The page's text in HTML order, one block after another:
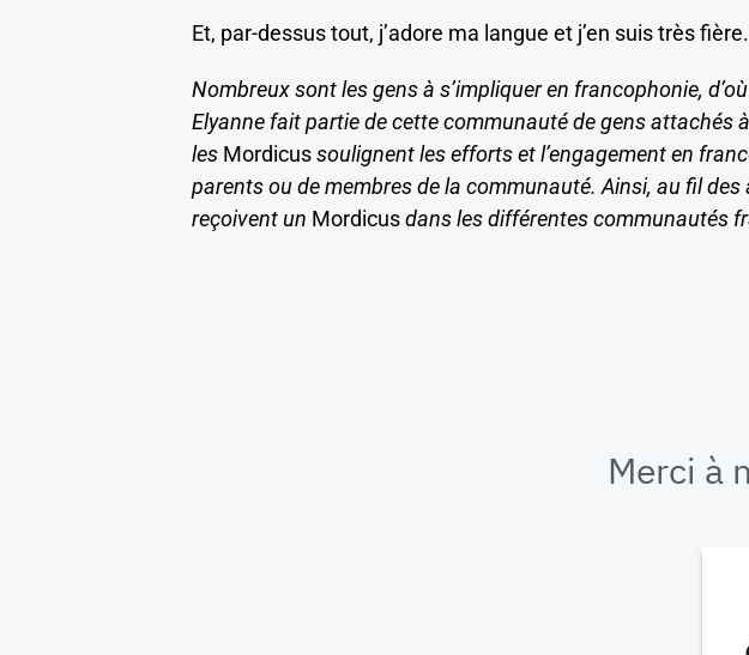
Et, par-dessus tout, j’adore ma langue et j’en suis très fière.
Nombreux sont les gens à s’impliquer en francophonie, d’où
Elyanne fait partie de cette communauté de gens attachés
les Mordicussoulignent les efforts et l’engagement en
parents ou de membres de la communauté. Ainsi, au fil
reçoivent un Mordicusdans les différentes communautés
Merci à